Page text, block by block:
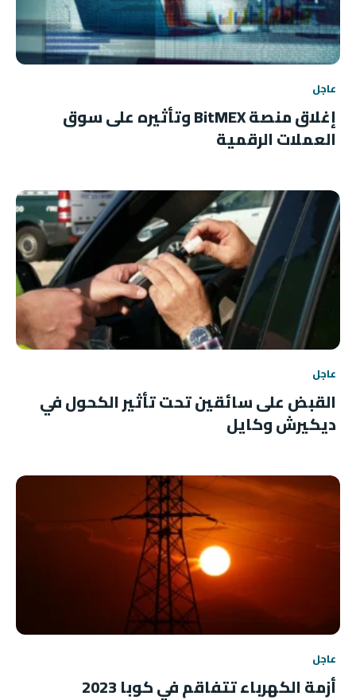
عاجل
إغلاق منصة BitMEX وتأثيره على سوق
العملات الرقمية
عاجل
القبض على سائقين تحت تأثير الكحول في
ديكيرش وكايل
عاجل
أزمة الكهرباء تتفاقم في كوبا 2023